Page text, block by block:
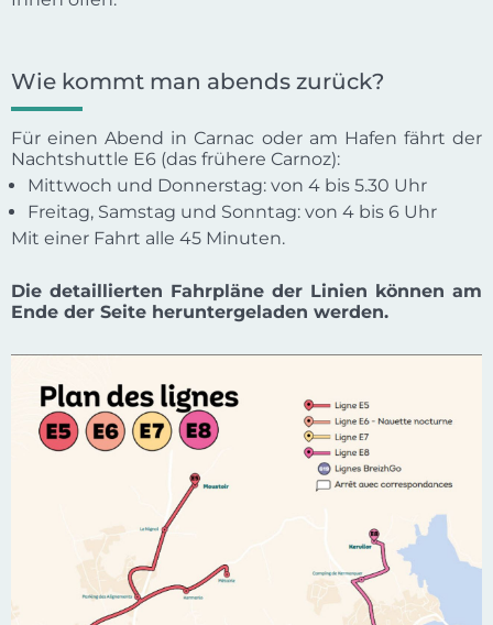
Wie kommt man abends zurück?
Für einen Abend in Carnac oder am Hafen fährt der
Nachtshuttle E6 (das frühere Carnoz):
Mittwoch und Donnerstag: von 4 bis 5.30 Uhr
Freitag, Samstag und Sonntag: von 4 bis 6 Uhr
Mit einer Fahrt alle 45 Minuten.
Die detaillierten Fahrpläne der Linien können am
Ende der Seite heruntergeladen werden.